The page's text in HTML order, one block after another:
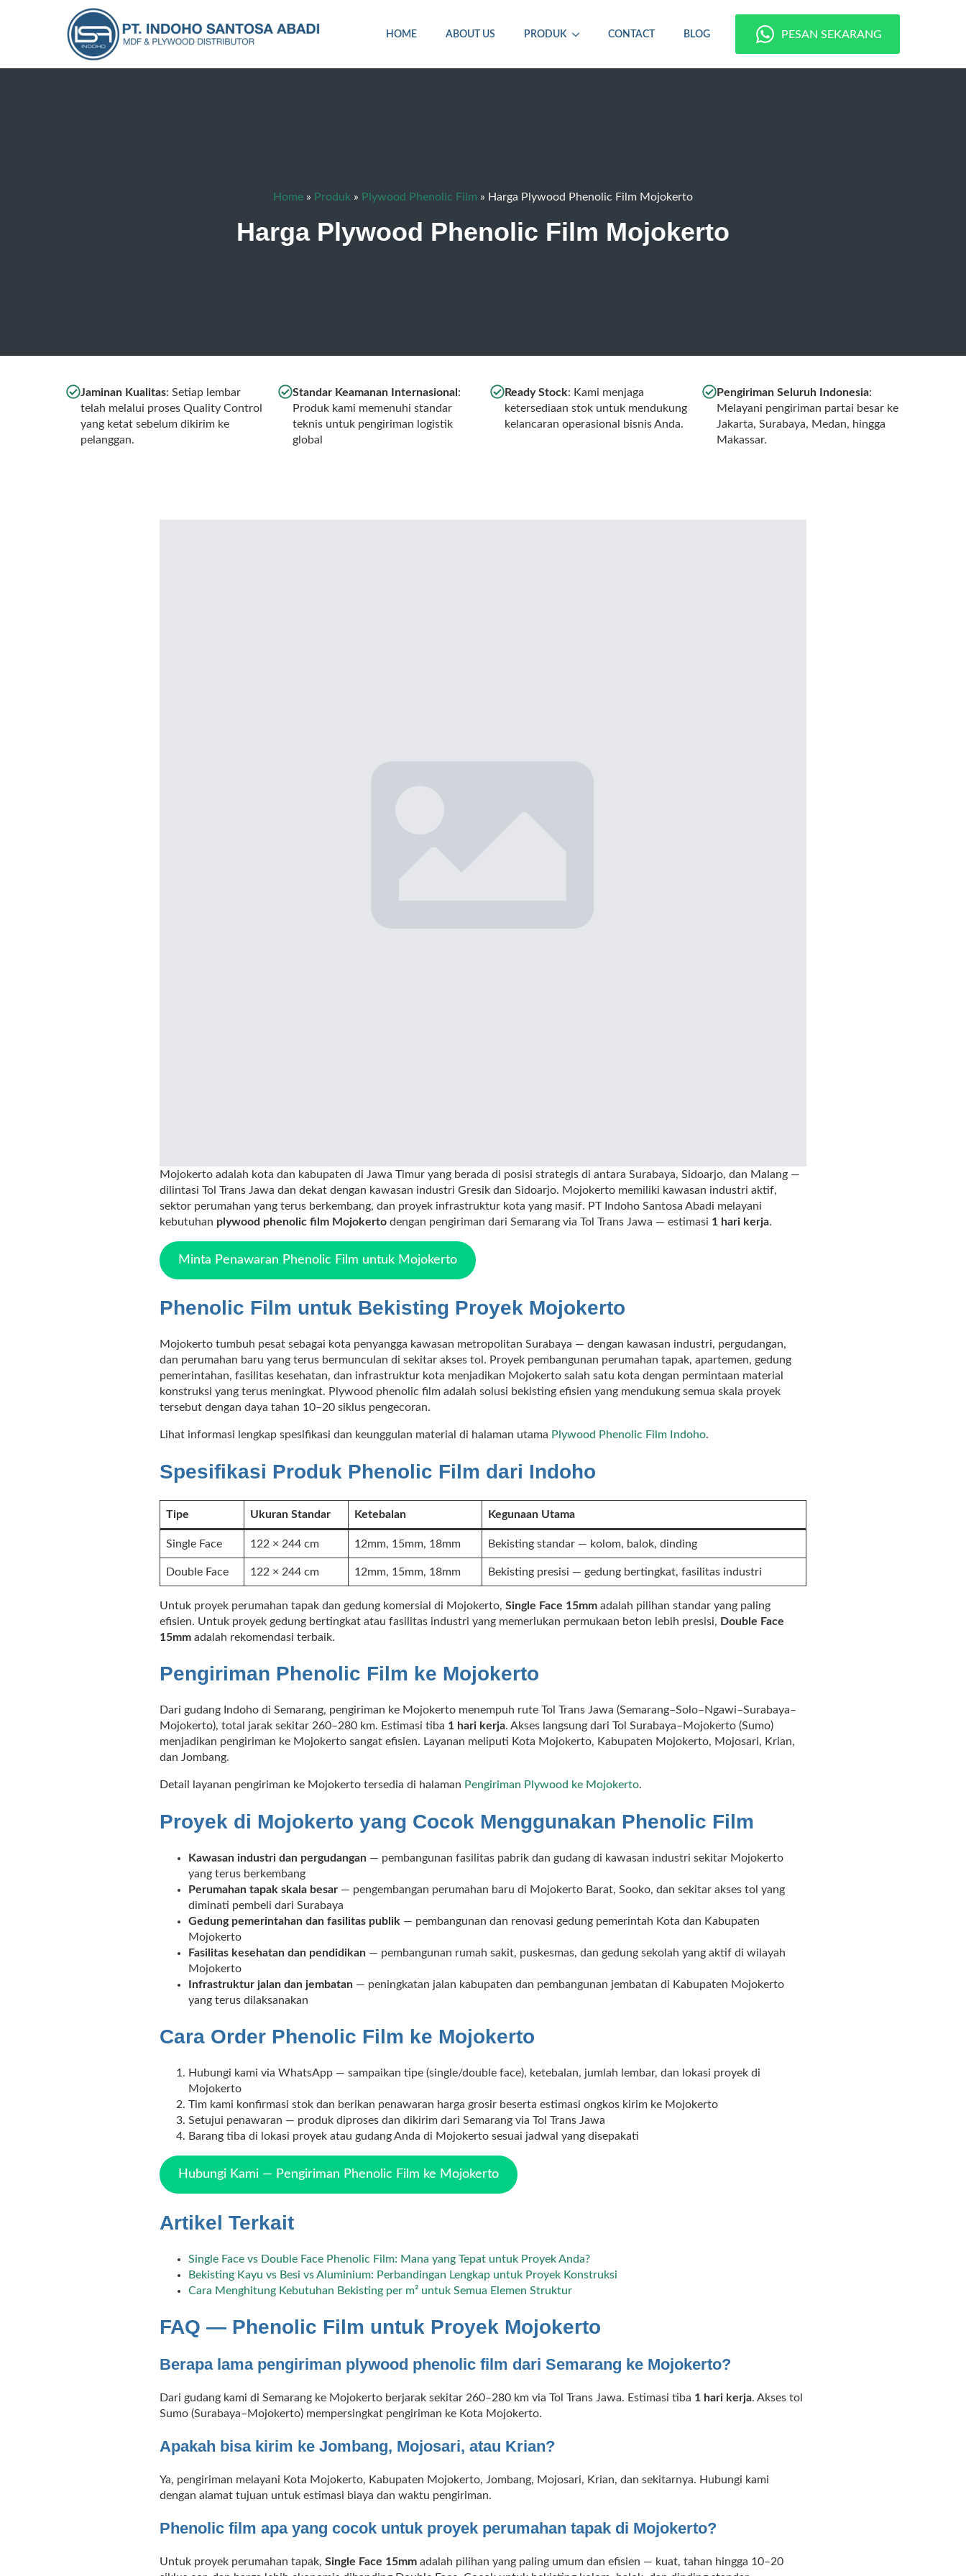
HOME ABOUT US PRODUK CONTACT BLOG PESAN SEKARANG
Home » Produk » Plywood Phenolic Film » Harga Plywood Phenolic Film Mojokerto
Harga Plywood Phenolic Film Mojokerto
Jaminan Kualitas: Setiap lembar
telah melalui proses Quality Control
yang ketat sebelum dikirim ke
pelanggan.
Standar Keamanan Internasional :
Produk kami memenuhi standar
teknis untuk pengiriman logistik
global
Ready Stock: Kami menjaga
ketersediaan stok untuk mendukung
kelancaran operasional bisnis Anda.
Pengiriman Seluruh Indonesia:
Melayani pengiriman partai besar ke
Jakarta, Surabaya, Medan, hingga
Makassar.
Mojokerto adalah kota dan kabupaten di Jawa Timur yang berada di posisi strategis di antara Surabaya, Sidoarjo, dan Malang —
dilintasi Tol Trans Jawa dan dekat dengan kawasan industri Gresik dan Sidoarjo. Mojokerto memiliki kawasan industri aktif,
sektor perumahan yang terus berkembang, dan proyek infrastruktur kota yang masif. PT Indoho Santosa Abadi melayani
kebutuhan plywood phenolic film Mojokerto dengan pengiriman dari Semarang via Tol Trans Jawa — estimasi 1 hari kerja.
Minta Penawaran Phenolic Film untuk Mojokerto
Phenolic Film untuk Bekisting Proyek Mojokerto
Mojokerto tumbuh pesat sebagai kota penyangga kawasan metropolitan Surabaya — dengan kawasan industri, pergudangan,
dan perumahan baru yang terus bermunculan di sekitar akses tol. Proyek pembangunan perumahan tapak, apartemen, gedung
pemerintahan, fasilitas kesehatan, dan infrastruktur kota menjadikan Mojokerto salah satu kota dengan permintaan material
konstruksi yang terus meningkat. Plywood phenolic film adalah solusi bekisting efisien yang mendukung semua skala proyek
tersebut dengan daya tahan 10–20 siklus pengecoran.
Lihat informasi lengkap spesifikasi dan keunggulan material di halaman utama Plywood Phenolic Film Indoho.
Spesifikasi Produk Phenolic Film dari Indoho
Tipe Ukuran Standar Ketebalan Kegunaan Utama
Single Face 122 × 244 cm 12mm, 15mm, 18mm Bekisting standar — kolom, balok, dinding
Double Face 122 × 244 cm 12mm, 15mm, 18mm Bekisting presisi — gedung bertingkat, fasilitas industri
Untuk proyek perumahan tapak dan gedung komersial di Mojokerto, Single Face 15mm adalah pilihan standar yang paling
efisien. Untuk proyek gedung bertingkat atau fasilitas industri yang memerlukan permukaan beton lebih presisi, Double Face
15mm adalah rekomendasi terbaik.
Pengiriman Phenolic Film ke Mojokerto
Dari gudang Indoho di Semarang, pengiriman ke Mojokerto menempuh rute Tol Trans Jawa (Semarang–Solo–Ngawi–Surabaya–
Mojokerto), total jarak sekitar 260–280 km. Estimasi tiba 1 hari kerja. Akses langsung dari Tol Surabaya–Mojokerto (Sumo)
menjadikan pengiriman ke Mojokerto sangat efisien. Layanan meliputi Kota Mojokerto, Kabupaten Mojokerto, Mojosari, Krian,
dan Jombang.
Detail layanan pengiriman ke Mojokerto tersedia di halaman Pengiriman Plywood ke Mojokerto.
Proyek di Mojokerto yang Cocok Menggunakan Phenolic Film
Kawasan industri dan pergudangan — pembangunan fasilitas pabrik dan gudang di kawasan industri sekitar Mojokerto
yang terus berkembang
Perumahan tapak skala besar — pengembangan perumahan baru di Mojokerto Barat, Sooko, dan sekitar akses tol yang
diminati pembeli dari Surabaya
Gedung pemerintahan dan fasilitas publik — pembangunan dan renovasi gedung pemerintah Kota dan Kabupaten
Mojokerto
Fasilitas kesehatan dan pendidikan — pembangunan rumah sakit, puskesmas, dan gedung sekolah yang aktif di wilayah
Mojokerto
Infrastruktur jalan dan jembatan — peningkatan jalan kabupaten dan pembangunan jembatan di Kabupaten Mojokerto
yang terus dilaksanakan
Cara Order Phenolic Film ke Mojokerto
Hubungi kami via WhatsApp — sampaikan tipe (single/double face), ketebalan, jumlah lembar, dan lokasi proyek di
Mojokerto
Tim kami konfirmasi stok dan berikan penawaran harga grosir beserta estimasi ongkos kirim ke Mojokerto
Setujui penawaran — produk diproses dan dikirim dari Semarang via Tol Trans Jawa
Barang tiba di lokasi proyek atau gudang Anda di Mojokerto sesuai jadwal yang disepakati
Hubungi Kami — Pengiriman Phenolic Film ke Mojokerto
Artikel Terkait
Single Face vs Double Face Phenolic Film: Mana yang Tepat untuk Proyek Anda?
Bekisting Kayu vs Besi vs Aluminium: Perbandingan Lengkap untuk Proyek Konstruksi
Cara Menghitung Kebutuhan Bekisting per m² untuk Semua Elemen Struktur
FAQ — Phenolic Film untuk Proyek Mojokerto
Berapa lama pengiriman plywood phenolic film dari Semarang ke Mojokerto?
Dari gudang kami di Semarang ke Mojokerto berjarak sekitar 260–280 km via Tol Trans Jawa. Estimasi tiba 1 hari kerja. Akses tol
Sumo (Surabaya–Mojokerto) mempersingkat pengiriman ke Kota Mojokerto.
Apakah bisa kirim ke Jombang, Mojosari, atau Krian?
Ya, pengiriman melayani Kota Mojokerto, Kabupaten Mojokerto, Jombang, Mojosari, Krian, dan sekitarnya. Hubungi kami
dengan alamat tujuan untuk estimasi biaya dan waktu pengiriman.
Phenolic film apa yang cocok untuk proyek perumahan tapak di Mojokerto?
Untuk proyek perumahan tapak, Single Face 15mm adalah pilihan yang paling umum dan efisien — kuat, tahan hingga 10–20